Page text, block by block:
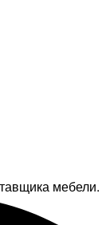
мебели.